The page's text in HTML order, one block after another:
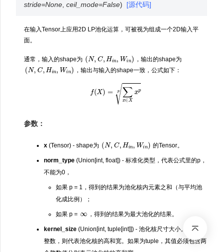
stride=None ,ceil_mode=False) [源代码]
在输入Tensor上应用2D LP池化运算，可被视为组成一个2D输入平
面。
通常，输入的shape为 (N, C,H in, Win) ，输出的shape为
(N, C,H in, Win) ，输出与输入的shape一致，公式如下：
∈Xxpp
参数：
x (Tensor) - shape为 (N, C,H in, Win) 的Tensor。
norm_type (Union[int, float]) - 标准化类型，代表公式里的p，
不能为0，
如果 p = 1，得到的结果为池化核内元素之和（与平均池
化成比例）；
如果 p = ，得到的结果为最大池化的结果。
kernel_size (Union[int, tuple[int]]) - 池化核尺寸大小。如果为
整数，则代表池化核的高和宽。如果为tuple，其值必须包含两